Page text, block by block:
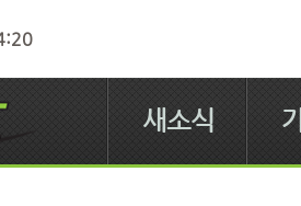
새소식